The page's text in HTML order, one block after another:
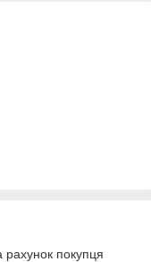
рахунок покупця